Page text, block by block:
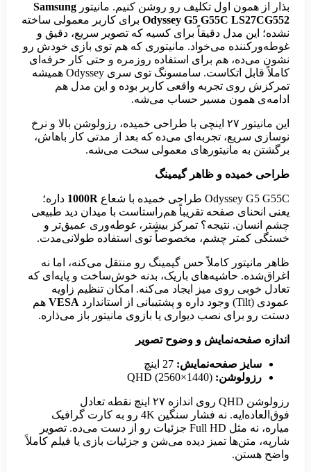
بذار از همون اول تکلیف رو روشن کنیم. مانیتور Samsung
Odyssey G5 G55C LS27CG552 برای کاربر معمولی ساخته
نشده؛ این مدل دقیقاً برای کسیه که تصویر سریع، دقیق و
غوطه‌ورکننده می‌خواد. مانیتوری که هم توی بازی خودش رو
نشون می‌ده، هم برای استفاده روزمره و حتی کار حرفه‌ای
کاملاً قابل اتکاست. سامسونگ توی سری Odyssey همیشه
تمرکزش روی تجربه واقعی کاربر بوده و این مدل هم
ادامه‌ی همون مسیر حساب می‌شه.
این مانیتور ۲۷ اینچی با طراحی خمیده، رزولوشن بالا و نرخ
نوسازی سریع، تجربه‌ای می‌ده که بعد از مدتی کار باهاش،
برگشتن به مانیتورهای معمولی سخت می‌شه.
طراحی خمیده و ظاهر گیمینگ
Odyssey G5 G55C طراحی خمیده با شعاع 1000R داره؛
یعنی انحنای صفحه تقریباً هم‌راستاست با میدان دید طبیعی
چشم انسان. نتیجه؟ تمرکز بیشتر، غوطه‌وری عمیق‌تر و
خستگی کمتر چشم، مخصوصاً توی استفاده طولانی‌مدت.
ظاهر مانیتور کاملاً حس گیمینگ رو منتقل می‌کنه، اما نه
اغراق‌شده. حاشیه‌های باریک، بدنه خوش‌ساخت و پایه‌ای که
تعادل خوبی روی میز ایجاد می‌کنه. امکان تنظیم زاویه
عمودی (Tilt) وجود داره و پشتیبانی از استاندارد
VESA هم
دستت رو برای نصب دیواری یا بازوی مانیتور باز می‌ذاره.
اندازه صفحه‌نمایش و وضوح تصویر
سایز صفحه‌نمایش:
رزولوشن:
رزولوشن QHD روی اندازه ۲۷ اینچ نقطه تعادل
فوق‌العاده‌ایه. نه فشار سنگین 4K رو به کارت گرافیک
میاره، نه مثل Full HD جزئیات رو از دست می‌ده. تصویر
شارپه، متن‌ها تمیز دیده می‌شن و جزئیات بازی یا فیلم کاملاً
واضح هستن.